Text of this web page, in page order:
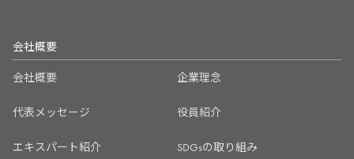
会社概要
会社概要 企業理念
代表メッセージ 役員紹介
エキスパート紹介 SDGsの取り組み